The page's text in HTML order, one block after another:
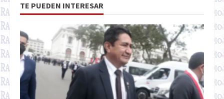
TE PUEDEN INTERESAR